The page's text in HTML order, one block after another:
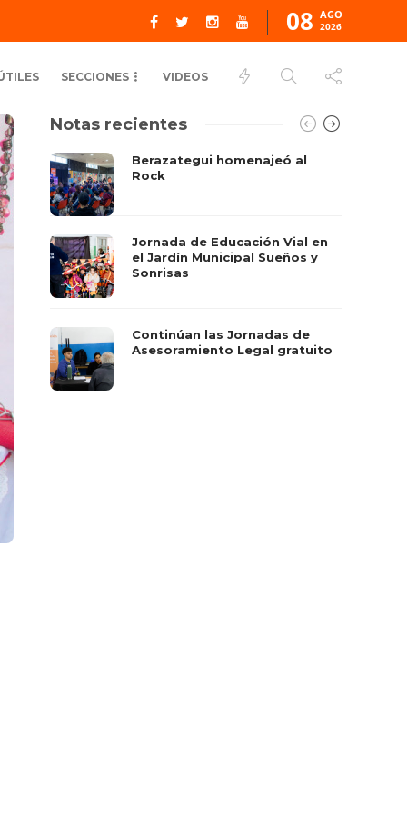
08 AGO
2026
SECCIONES VIDEOS
Notas recientes
Berazategui homenajeó al
Rock
Jornada de Educación Vial en
el Jardín Municipal Sueños y
Sonrisas
Continúan las Jornadas de
Asesoramiento Legal gratuito